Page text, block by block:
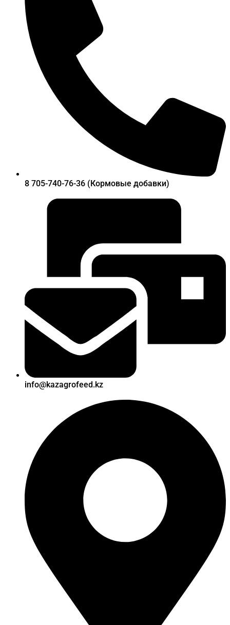
8 705-740-76-36 (Кормовые добавки)
info@kazagrofeed.kz